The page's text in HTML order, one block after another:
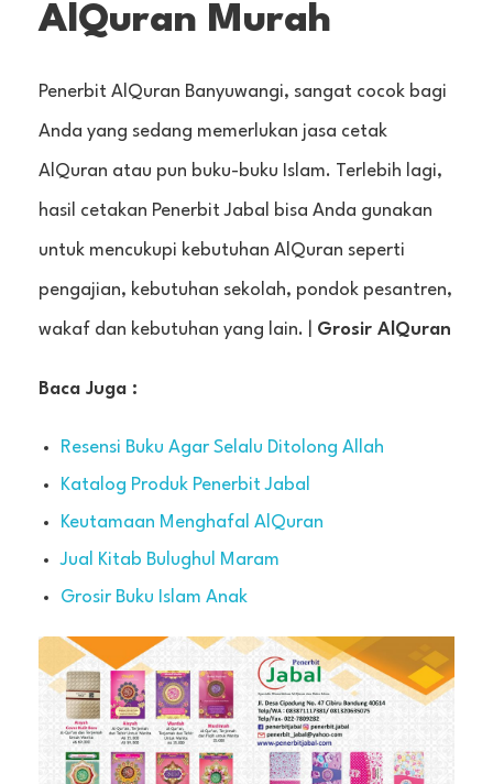
AlQuran Murah
Penerbit AlQuran Banyuwangi, sangat cocok bagi
Anda yang sedang memerlukan jasa cetak
AlQuran atau pun buku-buku Islam. Terlebih lagi,
hasil cetakan Penerbit Jabal bisa Anda gunakan
untuk mencukupi kebutuhan AlQuran seperti
pengajian, kebutuhan sekolah, pondok pesantren,
wakaf dan kebutuhan yang lain. | Grosir AlQuran
Baca Juga :
Resensi Buku Agar Selalu Ditolong Allah
Katalog Produk Penerbit Jabal
Keutamaan Menghafal AlQuran
Jual Kitab Bulughul Maram
Grosir Buku Islam Anak